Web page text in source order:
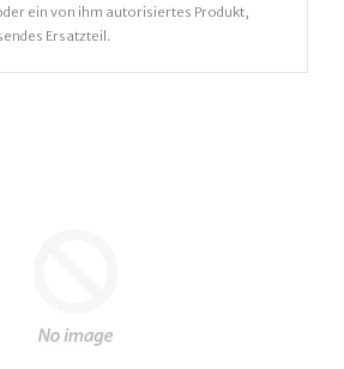
ein von ihm autorisiertes Produkt,
Ersatzteil.